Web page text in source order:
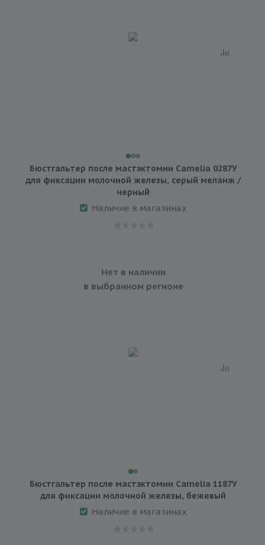
Бюстгальтер после мастэктомии Camelia 0287У
для фиксации молочной железы, серый меланж /
черный
Наличие в магазинах
Нет в наличии
в выбранном регионе
Бюстгальтер после мастэктомии Camelia 1187У
для фиксации молочной железы, бежевый
Наличие в магазинах